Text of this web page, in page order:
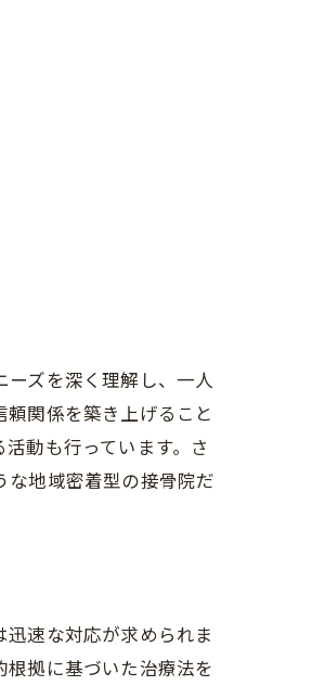
ズを深く理解し、一人
関係を築き上げること
動も行っています。さ
な地域密着型の接骨院だ
速な対応が求められま
拠に基づいた治療法を